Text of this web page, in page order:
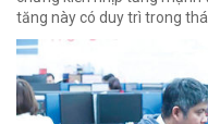
tăng này có duy trì trong